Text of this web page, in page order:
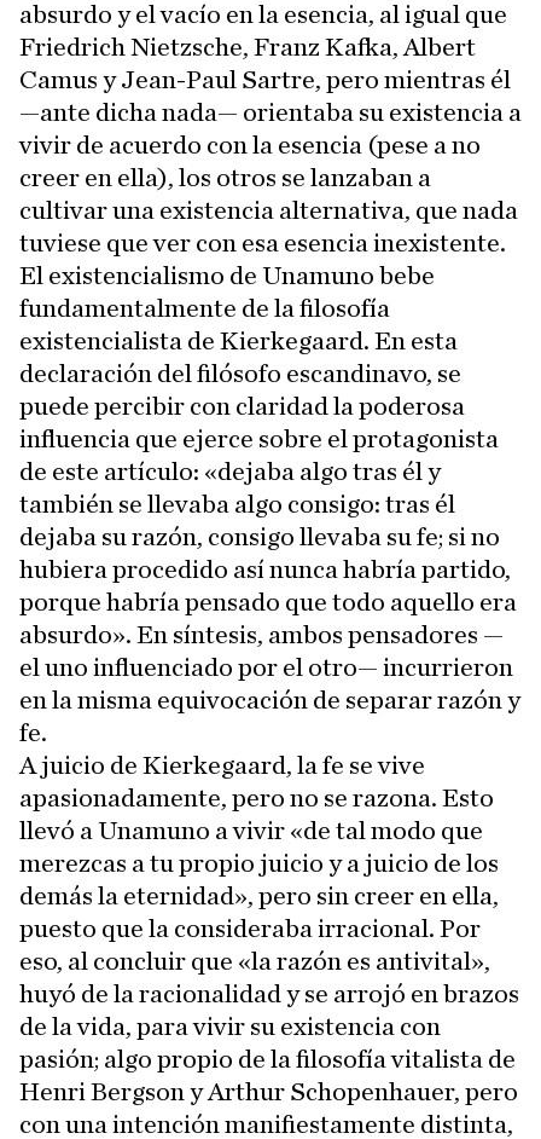
absurdo y el vacío en la esencia, al igual que
Friedrich Nietzsche, Franz Kafka, Albert
Camus y Jean-Paul Sartre, pero mientras él
—ante dicha nada— orientaba su existencia a
vivir de acuerdo con la esencia (pese a no
creer en ella), los otros se lanzaban a
cultivar una existencia alternativa, que nada
tuviese que ver con esa esencia inexistente.
El existencialismo de Unamuno bebe
fundamentalmente de la filosofía
existencialista de Kierkegaard. En esta
declaración del filósofo escandinavo, se
puede percibir con claridad la poderosa
influencia que ejerce sobre el protagonista
de este artículo: «dejaba algo tras él y
también se llevaba algo consigo: tras él
dejaba su razón, consigo llevaba su fe; si no
hubiera procedido así nunca habría partido,
porque habría pensado que todo aquello era
absurdo». En síntesis, ambos pensadores —
el uno influenciado por el otro— incurrieron
en la misma equivocación de separar razón y
fe.
A juicio de Kierkegaard, la fe se vive
apasionadamente, pero no se razona. Esto
llevó a Unamuno a vivir «de tal modo que
merezcas a tu propio juicio y a juicio de los
demás la eternidad», pero sin creer en ella,
puesto que la consideraba irracional. Por
eso, al concluir que «la razón es antivital»,
huyó de la racionalidad y se arrojó en brazos
de la vida, para vivir su existencia con
pasión; algo propio de la filosofía vitalista de
Henri Bergson y Arthur Schopenhauer, pero
con una intención manifiestamente distinta,